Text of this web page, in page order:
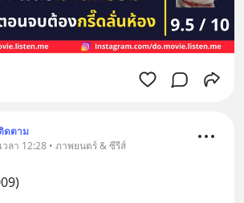
ดตาม
วลา 12:28 • ภาพยนตร์ & ซีรีส์